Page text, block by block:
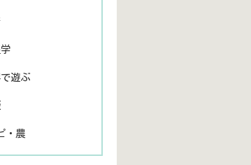
物
遊ぶ
ァイル
する星について
・農